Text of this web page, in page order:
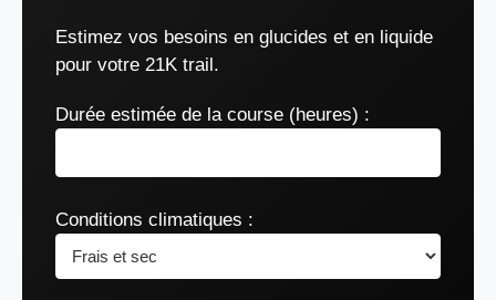
Estimez vos besoins en glucides et en liquide
pour votre 21K trail.
Durée estimée de la course (heures) :
Conditions climatiques :